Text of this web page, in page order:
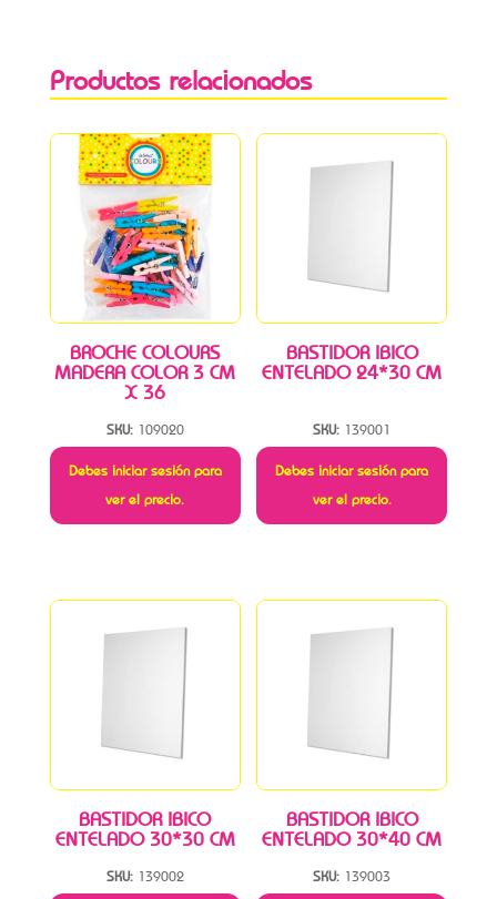
Productos relacionados
BROCHE COLOURS
MADERA COLOR 3 CM
X 36
SKU: 109020
Debes iniciar sesión para
ver el precio.
BASTIDOR IBICO
ENTELADO 24*30 CM
SKU: 139001
Debes iniciar sesión para
ver el precio.
BASTIDOR IBICO
ENTELADO 30*30 CM
SKU: 139002
BASTIDOR IBICO
ENTELADO 30*40 CM
SKU: 139003